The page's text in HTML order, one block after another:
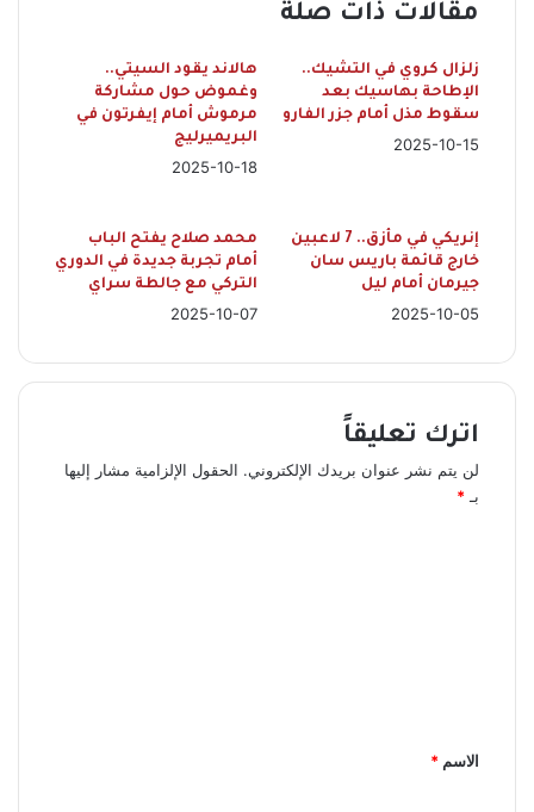
مقالات ذات صلة
هالاند يقود السيتي..
وغموض حول مشاركة
مرموش أمام إيفرتون في
البريميرليج
2025-10-18
زلزال كروي في التشيك..
الإطاحة بهاسيك بعد
سقوط مذل أمام جزر الفارو
2025-10-15
محمد صلاح يفتح الباب
أمام تجربة جديدة في الدوري
التركي مع جالطة سراي
2025-10-07
إنريكي في مأزق.. 7 لاعبين
خارج قائمة باريس سان
جيرمان أمام ليل
2025-10-05
اترك تعليقاً
لن يتم نشر عنوان بريدك الإلكتروني. الحقول الإلزامية مشار إليها
بـ *
ق
الاسم *